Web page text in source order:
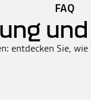
FAQ
entdecken Sie,